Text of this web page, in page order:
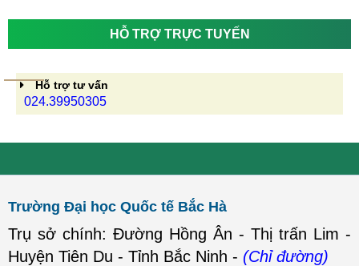
HỖ TRỢ TRỰC TUYẾN
Hỗ trợ tư vấn
024.39950305
Trường Đại học Quốc tế Bắc Hà
Trụ sở chính: Đường Hồng Ân - Thị trấn Lim -
Huyện Tiên Du - Tỉnh Bắc Ninh - (Chỉ đường)